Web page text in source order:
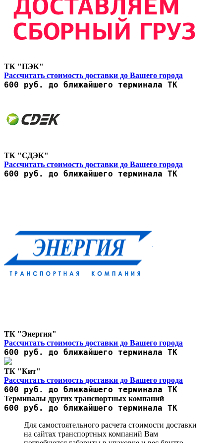
ТК "ПЭК"
Рассчитать стоимость доставки до Вашего города
600 руб. до ближайшего терминала ТК
ТК "СДЭК"
Рассчитать стоимость доставки до Вашего города
600 руб. до ближайшего терминала ТК
ТК "Энергия"
Рассчитать стоимость доставки до Вашего города
600 руб. до ближайшего терминала ТК
ТК "Кит"
Рассчитать стоимость доставки до Вашего города
600 руб. до ближайшего терминала ТК
Терминалы других транспортных компаний
600 руб. до ближайшего терминала ТК
Для самостоятельного расчета стоимости доставки
на сайтах транспортных компаний Вам